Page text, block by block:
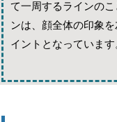
て一周するラインの
ンは、顔全体の印象
イントとなっています